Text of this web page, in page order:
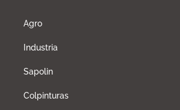
Agro
Industria
Sapolin
Colpinturas